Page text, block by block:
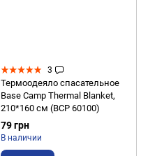
3
Термоодеяло спасательное
Base Camp Thermal Blanket,
210*160 см (BCP 60100)
79 грн
В наличии